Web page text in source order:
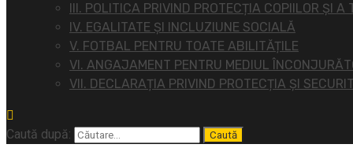
III. POLITICA PRIVIND PROTECȚIA COPIILOR ȘI A
IV. EGALITATE ȘI INCLUZIUNE SOCIALĂ
V. FOTBAL PENTRU TOATE ABILITĂȚILE
VI. ANGAJAMENT PENTRU MEDIUL
VII. DECLARAȚIA PRIVIND PROTECȚIA ȘI
Caută după: